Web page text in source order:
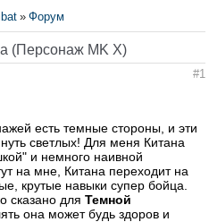
» Форум
(Персонаж MK X)
#1
есть темные стороны, и эти
светлых! Для меня Китана
и немного наивной
на мне, Китана переходит на
крутые навыки супер бойца.
сказано для Темной
она может будь здоров и